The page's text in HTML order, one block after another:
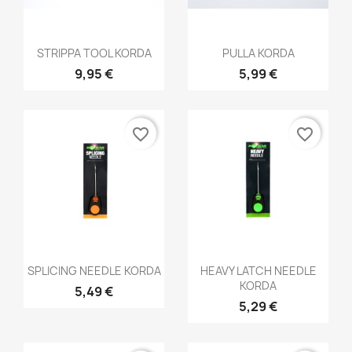
Aperçu rapide
STRIPPA TOOL KORDA
9,95 €
Aperçu rapide
PULLA KORDA
5,99 €
Aperçu rapide
SPLICING NEEDLE KORDA
5,49 €
favorite_border
Aperçu rapide
HEAVY LATCH NEEDLE
KORDA
5,29 €
favorite_border